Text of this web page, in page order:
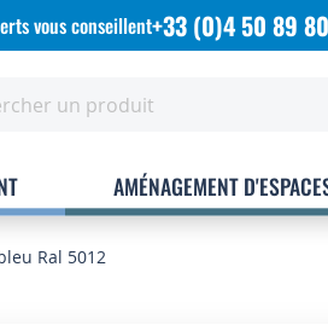
vous conseillent+33 (0)4 50 89
AMÉNAGEMENT
Ral 5012